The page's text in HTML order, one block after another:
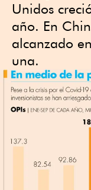
Unidos
año. En
alcanzado
una.